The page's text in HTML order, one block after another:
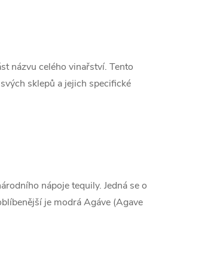
názvu celého vinařství. Tento
sklepů a jejich specifické
nápoje tequily. Jedná se o
je modrá Agáve (Agave